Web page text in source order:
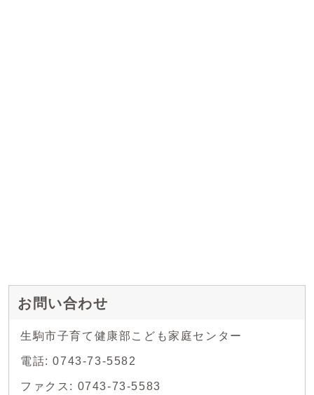
お問い合わせ
生駒市子育て健康部こども家庭センター
電話: 0743-73-5582
ファクス: 0743-73-5583